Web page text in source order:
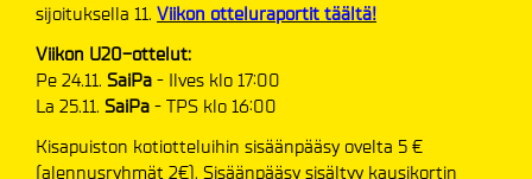
sijoituksella 11. Viikon otteluraportit täältä!
Viikon U20-ottelut:
Pe 24.11. SaiPa - Ilves klo 17:00
La 25.11. SaiPa - TPS klo 16:00
Kisapuiston kotiotteluihin sisäänpääsy ovelta 5 €
(alennusryhmät 2€). Sisäänpääsy sisältyy kausikortin